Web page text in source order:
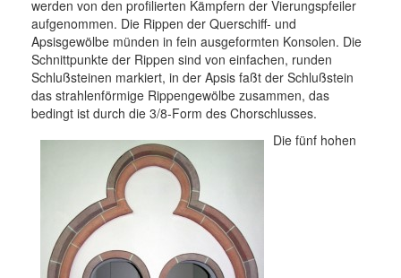
werden von den profilierten Kämpfern der Vierungspfeiler
aufgenommen. Die Rippen der Querschiff- und
Apsisgewölbe münden in fein ausgeformten Konsolen. Die
Schnittpunkte der Rippen sind von einfachen, runden
Schlußsteinen markiert, in der Apsis faßt der Schlußstein
das strahlenförmige Rippengewölbe zusammen, das
bedingt ist durch die 3/8-Form des Chorschlusses.
Die fünf hohen